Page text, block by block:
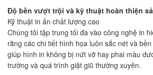
Độ bền vượt trội và kỹ thuật hoàn thiện
Kỹ thuật in ấn chất lượng cao
Chúng tôi tập trung tối đa vào công nghệ in
rằng các chi tiết hình họa luôn sắc nét và
giúp hình in không bị nứt vỡ hay phai màu
trường và quá trình giặt giũ thường xuyên.